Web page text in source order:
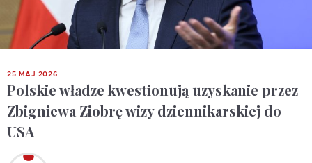
25 MAJ 2026
Polskie władze kwestionują uzyskanie przez
Zbigniewa Ziobrę wizy dziennikarskiej do
USA